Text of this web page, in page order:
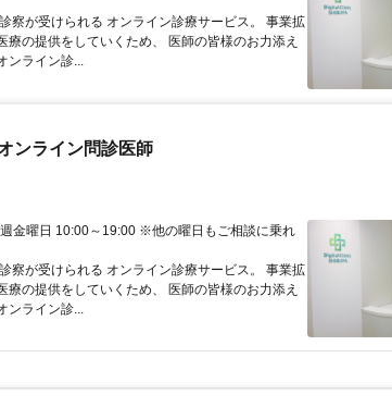
察が受けられる オンライン診療サービス。 事業拡
療の提供をしていくため、 医師の皆様のお力添え
ンライン診...
ンライン問診医師
金曜日 10:00～19:00 ※他の曜日もご相談に乗れ
察が受けられる オンライン診療サービス。 事業拡
療の提供をしていくため、 医師の皆様のお力添え
ンライン診...